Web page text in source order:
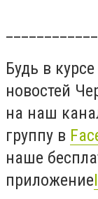
Будь в
новостей
на наш
группу в
наше
приложение